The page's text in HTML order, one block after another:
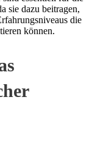
sie dazu beitragen,
die
können.